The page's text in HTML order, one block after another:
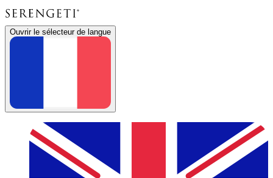
Ouvrir le sélecteur de langue